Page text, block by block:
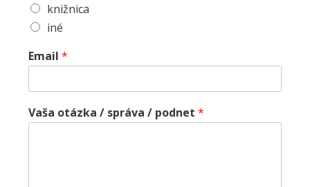
knižnica
iné
Email *
Vaša otázka / správa / podnet *